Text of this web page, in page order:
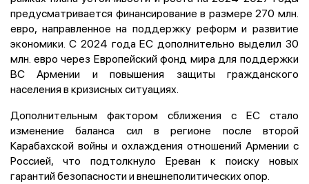
предусматривается финансирование в размере 270 млн.
евро, направленное на поддержку реформ и развитие
экономики. С 2024 года ЕС дополнительно выделил 30
млн. евро через Европейский фонд мира для поддержки
ВС Армении и повышения защиты гражданского
населения в кризисных ситуациях.
Дополнительным фактором сближения с ЕС стало
изменение баланса сил в регионе после второй
Карабахской войны и охлаждения отношений Армении с
Россией, что подтолкнуло Ереван к поиску новых
гарантий безопасности и внешнеполитических опор.